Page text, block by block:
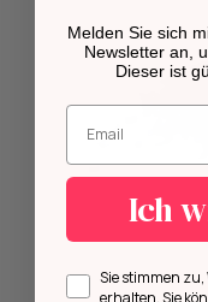
Melden Sie sich
Newsletter an,
Dieser ist
Geben Sie Ihre E-
Ich
Opt inSie stimmen
erhalten. Sie